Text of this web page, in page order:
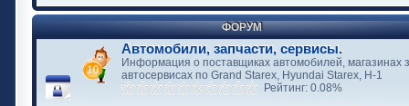
ФОРУМ
Автомобили, запчасти, сервисы.
Информация о поставщиках автомобилей, магазинах
автосервисах по Grand Starex, Hyundai Starex, H-1
Рейтинг: 0.08%